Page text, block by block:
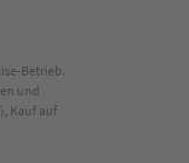
Betrieb.
und
Kauf auf